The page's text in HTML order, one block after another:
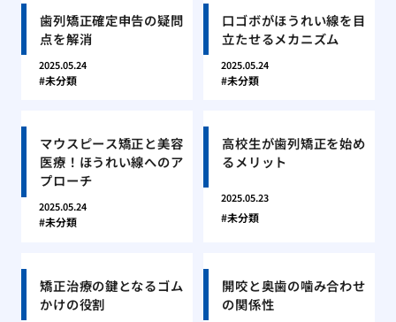
歯列矯正確定申告の疑問
点を解消
2025.05.24
未分類
口ゴボがほうれい線を目
立たせるメカニズム
2025.05.24
未分類
マウスピース矯正と美容
医療！ほうれい線へのア
プローチ
2025.05.24
未分類
高校生が歯列矯正を始め
るメリット
2025.05.23
未分類
矯正治療の鍵となるゴム
かけの役割
開咬と奥歯の噛み合わせ
の関係性